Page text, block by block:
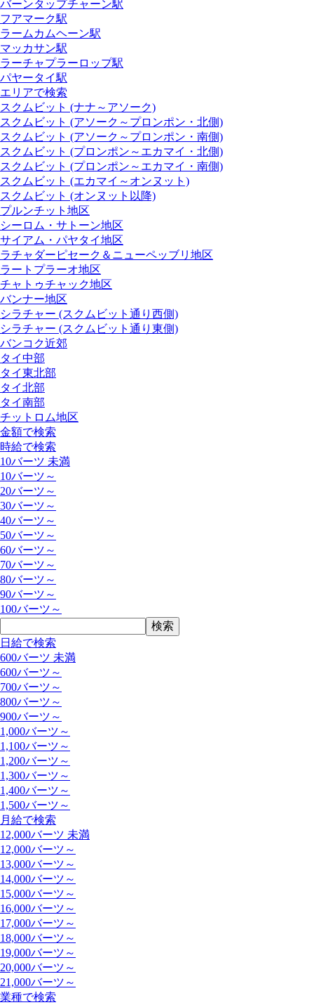
バーンタップチャーン駅
フアマーク駅
ラームカムヘーン駅
マッカサン駅
ラーチャプラーロップ駅
パヤータイ駅
エリアで検索
スクムビット (ナナ～アソーク)
スクムビット (アソーク～プロンポン・北側)
スクムビット (アソーク～プロンポン・南側)
スクムビット (プロンポン～エカマイ・北側)
スクムビット (プロンポン～エカマイ・南側)
スクムビット (エカマイ～オンヌット)
スクムビット (オンヌット以降)
プルンチット地区
シーロム・サトーン地区
サイアム・パヤタイ地区
ラチャダーピセーク＆ニューペッブリ地区
ラートプラーオ地区
チャトゥチャック地区
バンナー地区
シラチャー (スクムビット通り西側)
シラチャー (スクムビット通り東側)
バンコク近郊
タイ中部
タイ東北部
タイ北部
タイ南部
チットロム地区
金額で検索
時給で検索
10バーツ 未満
10バーツ～
20バーツ～
30バーツ～
40バーツ～
50バーツ～
60バーツ～
70バーツ～
80バーツ～
90バーツ～
100バーツ～
日給で検索
600バーツ 未満
600バーツ～
700バーツ～
800バーツ～
900バーツ～
1,000バーツ～
1,100バーツ～
1,200バーツ～
1,300バーツ～
1,400バーツ～
1,500バーツ～
月給で検索
12,000バーツ 未満
12,000バーツ～
13,000バーツ～
14,000バーツ～
15,000バーツ～
16,000バーツ～
17,000バーツ～
18,000バーツ～
19,000バーツ～
20,000バーツ～
21,000バーツ～
業種で検索